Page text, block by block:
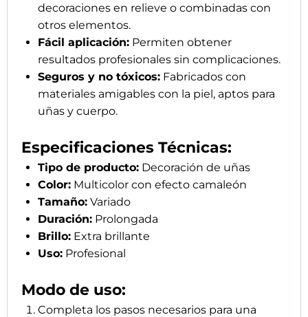
decoraciones en relieve o combinadas con
otros elementos.
Fácil aplicación: Permiten obtener
resultados profesionales sin complicaciones.
Seguros y no tóxicos: Fabricados con
materiales amigables con la piel, aptos para
uñas y cuerpo.
Especificaciones Técnicas:
Tipo de producto: Decoración de uñas
Color: Multicolor con efecto camaleón
Tamaño: Variado
Duración: Prolongada
Brillo: Extra brillante
Uso: Profesional
Modo de uso:
Completa los pasos necesarios para una